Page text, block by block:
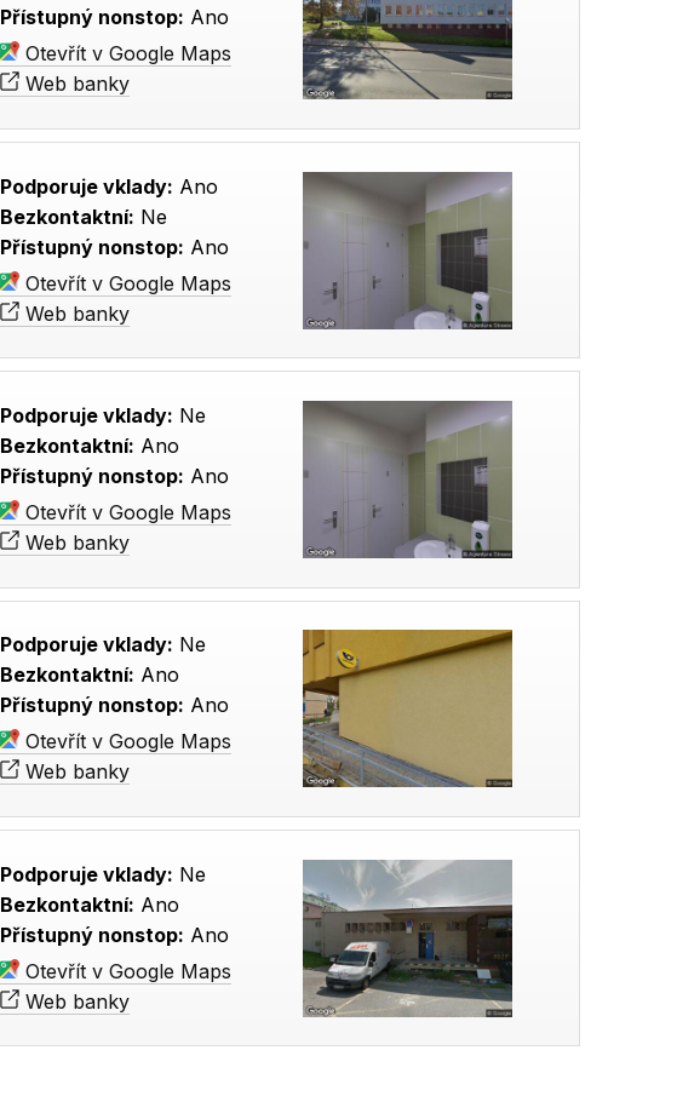
Přístupný nonstop: Ano
Otevřít v Google Maps
Web banky
Podporuje vklady: Ano
Bezkontaktní: Ne
Přístupný nonstop: Ano
Otevřít v Google Maps
Web banky
Podporuje vklady: Ne
Bezkontaktní: Ano
Přístupný nonstop: Ano
Otevřít v Google Maps
Web banky
Podporuje vklady: Ne
Bezkontaktní: Ano
Přístupný nonstop: Ano
Otevřít v Google Maps
Web banky
Podporuje vklady: Ne
Bezkontaktní: Ano
Přístupný nonstop: Ano
Otevřít v Google Maps
Web banky